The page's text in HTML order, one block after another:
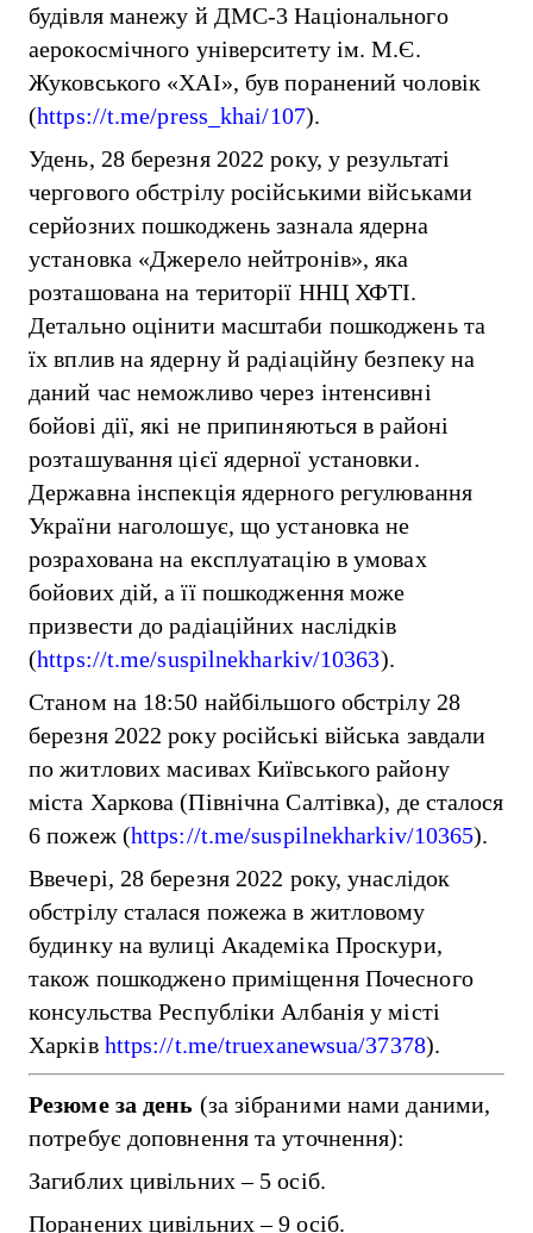
будівля манежу й ДМС-3 Національного
аерокосмічного університету ім. М.Є.
Жуковського «ХАІ», був поранений чоловік
(https://t.me/press_khai/107).
Удень, 28 березня 2022 року, у результаті
чергового обстрілу російськими військами
серйозних пошкоджень зазнала ядерна
установка «Джерело нейтронів», яка
розташована на території ННЦ ХФТІ.
Детально оцінити масштаби пошкоджень та
їх вплив на ядерну й радіаційну безпеку на
даний час неможливо через інтенсивні
бойові дії, які не припиняються в районі
розташування цієї ядерної установки.
Державна інспекція ядерного регулювання
України наголошує, що установка не
розрахована на експлуатацію в умовах
бойових дій, а її пошкодження може
призвести до радіаційних наслідків
(https://t.me/suspilnekharkiv/10363).
Станом на 18:50 найбільшого обстрілу 28
березня 2022 року російські війська завдали
по житлових масивах Київського району
міста Харкова (Північна Салтівка), де сталося
6 пожеж (https://t.me/suspilnekharkiv/10365).
Ввечері, 28 березня 2022 року, унаслідок
обстрілу сталася пожежа в житловому
будинку на вулиці Академіка Проскури,
також пошкоджено приміщення Почесного
консульства Республіки Албанія у місті
Харківhttps://t.me/truexanewsua/37378).
Резюме за день (за зібраними нами даними,
потребує доповнення та уточнення):
Загиблих цивільних – 5 осіб.
Поранених цивільних – 9 осіб.